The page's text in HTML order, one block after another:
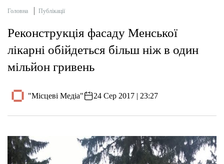
Редакційна політика
Головна Публікації
Реконструкція фасаду Менської
лікарні обійдеться більш ніж в один
мільйон гривень
"Місцеві Медіа" 24 Сер 2017 | 23:27